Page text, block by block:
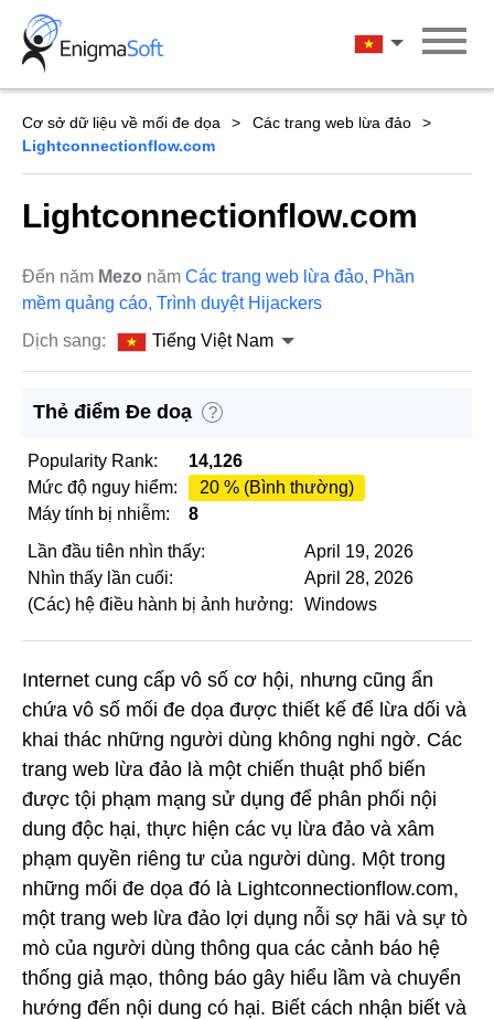
Skip
content
Tiếng Việt
Cơ sở dữ liệu về mối đe dọa
Các trang web lừa đảo
Lightconnectionflow.com
Lightconnectionflow.com
Đến năm Mezo năm Các trang web lừa đảo, Phần
mềm quảng cáo, Trình duyệt Hijackers
Dịch sang:
Tiếng Việt Nam
Thẻ điểm Đe doạ ?
Popularity Rank:
14,126
Mức độ nguy hiểm:
20 % (Bình thường)
Máy tính bị nhiễm:
8
Lần đầu tiên nhìn thấy:
April 19, 2026
Nhìn thấy lần cuối:
April 28, 2026
(Các) hệ điều hành bị ảnh hưởng:
Windows
Internet cung cấp vô số cơ hội, nhưng cũng ẩn
chứa vô số mối đe dọa được thiết kế để lừa dối và
khai thác những người dùng không nghi ngờ. Các
trang web lừa đảo là một chiến thuật phổ biến
được tội phạm mạng sử dụng để phân phối nội
dung độc hại, thực hiện các vụ lừa đảo và xâm
phạm quyền riêng tư của người dùng. Một trong
những mối đe dọa đó là Lightconnectionflow.com,
một trang web lừa đảo lợi dụng nỗi sợ hãi và sự tò
mò của người dùng thông qua các cảnh báo hệ
thống giả mạo, thông báo gây hiểu lầm và chuyển
hướng đến nội dung có hại. Biết cách nhận biết và